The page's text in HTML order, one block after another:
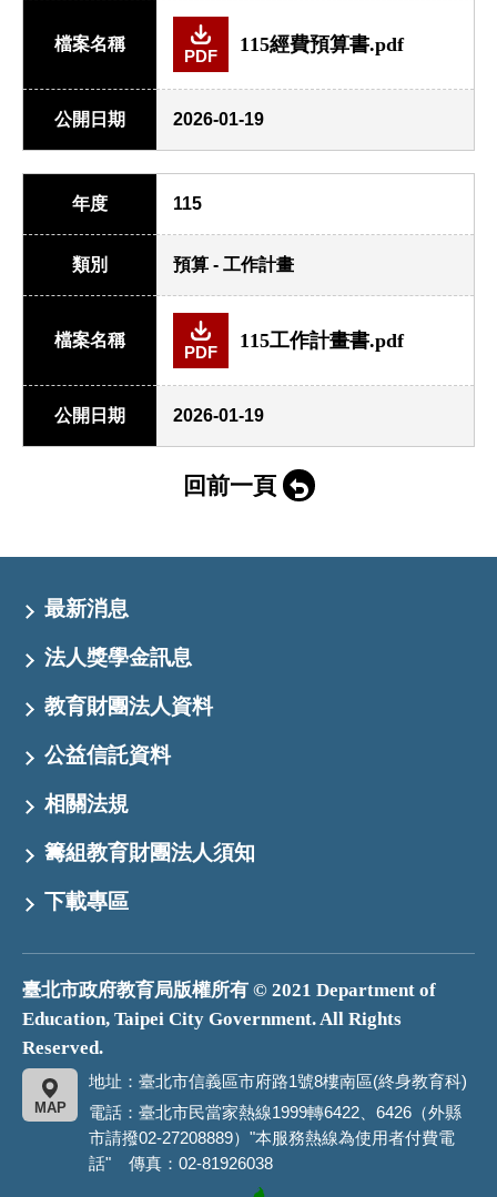
檔案名稱
PDF
115經費預算書.pdf
公開日期 2026-01-19
年度 115
類別 預算 - 工作計畫
檔案名稱
PDF
115工作計畫書.pdf
公開日期 2026-01-19
回前一頁
最新消息
法人獎學金訊息
教育財團法人資料
公益信託資料
相關法規
籌組教育財團法人須知
下載專區
臺北市政府教育局版權所有 © 2021 Department of
Education, Taipei City Government. All Rights
Reserved.
地址：臺北市信義區市府路1號8樓南區(終身教育科)
MAP
電話：臺北市民當家熱線1999轉6422、6426（外縣
市請撥02-27208889）"本服務熱線為使用者付費電
話" 傳真：02-81926038